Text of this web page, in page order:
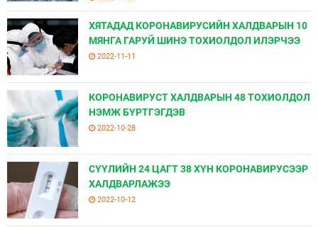
ХЯТАДАД КОРОНАВИРУСИЙН ХАЛДВАРЫН 10
МЯНГА ГАРУЙ ШИНЭ ТОХИОЛДОЛ ИЛЭРЧЭЭ
2022-11-11
КОРОНАВИРУСТ ХАЛДВАРЫН 48 ТОХИОЛДОЛ
НЭМЖ БҮРТГЭГДЭВ
2022-10-28
СҮҮЛИЙН 24 ЦАГТ 38 ХҮН КОРОНАВИРУСЭЭР
ХАЛДВАРЛАЖЭЭ
2022-10-12